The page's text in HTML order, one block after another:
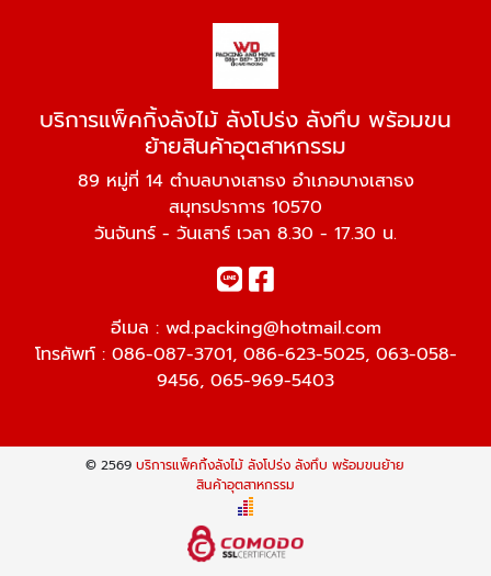
บริการแพ็คกิ้งลังไม้ ลังโปร่ง ลังทึบ พร้อมขน
ย้ายสินค้าอุตสาหกรรม
89 หมู่ที่ 14 ตำบลบางเสาธง อำเภอบางเสาธง
สมุทรปราการ 10570
วันจันทร์ - วันเสาร์ เวลา 8.30 - 17.30 น.
อีเมล : wd.packing@hotmail.com
โทรศัพท์ : 086-087-3701, 086-623-5025, 063-058-
9456, 065-969-5403
© 2569บริการแพ็คกิ้งลังไม้ ลังโปร่ง ลังทึบ พร้อมขนย้าย
สินค้าอุตสาหกรรม